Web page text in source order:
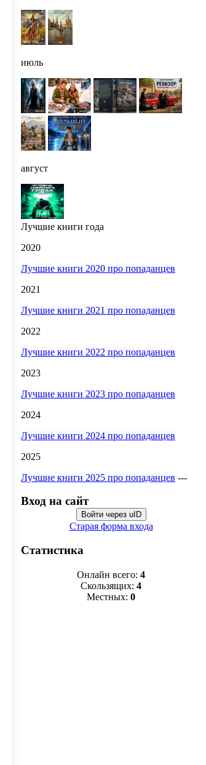
июль
август
Лучшие книги года
2020
Лучшие книги 2020 про попаданцев
2021
Лучшие книги 2021 про попаданцев
2022
Лучшие книги 2022 про попаданцев
2023
Лучшие книги 2023 про попаданцев
2024
Лучшие книги 2024 про попаданцев
2025
Лучшие книги 2025 про попаданцев ---
Вход на сайт
Войти через uID
Старая форма входа
Статистика
Онлайн всего: 4
Скользящих: 4
Местных: 0